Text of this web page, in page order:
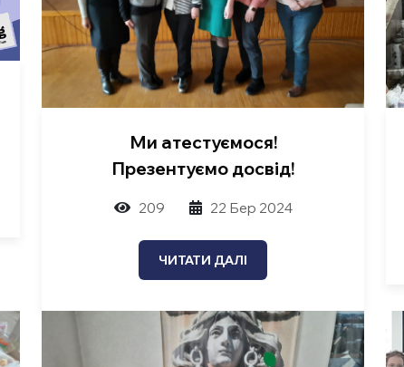
Ми атестуємося!
Презентуємо досвід!
209 22 Бер 2024
ЧИТАТИ ДАЛІ